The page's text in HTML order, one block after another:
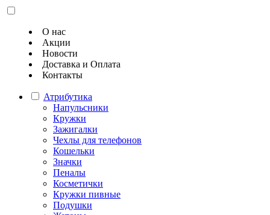
О нас
Акции
Новости
Доставка и Оплата
Контакты
Атрибутика
Напульсники
Кружки
Зажигалки
Чехлы для телефонов
Кошельки
Значки
Пеналы
Косметички
Кружки пивные
Подушки